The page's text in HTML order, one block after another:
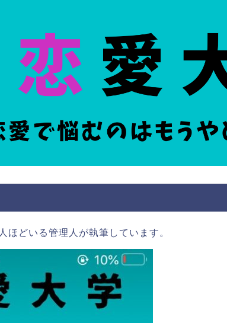
人ほどいる管理人が執筆 しています。